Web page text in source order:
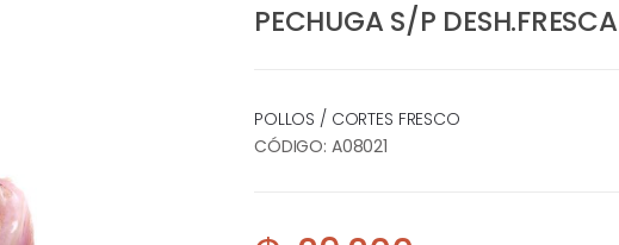
PECHUGA S/P DESH.FRESCA
POLLOS / CORTES FRESCO
CÓDIGO: A08021